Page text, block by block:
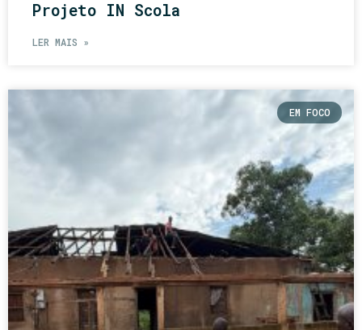
Projeto IN Scola
LER MAIS »
EM FOCO